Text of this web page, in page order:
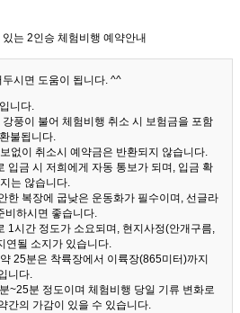
는 2인승 체험비행 예약안내
시면 도움이 됩니다. ^^
니다.
풍이 불어 체험비행 취소 시 보험금을 포함
불됩니다.
없이 취소시 예약금은 반환되지 않습니다.
입금 시 저희에게 자동 통보가 되며, 입금 확
는 않습니다.
한 복장에 굽낮은 운동화가 필수이며, 선글라
비하시면 좋습니다.
1시간 정도가 소요되며, 현지사정(안개구름,
연될 소지가 있습니다.
25분은 착륙장에서 이륙장(865미터)까지
니다.
~25분 정도이며 체험비행 당일 기류 변화로
간의 가감이 있을 수 있습니다.